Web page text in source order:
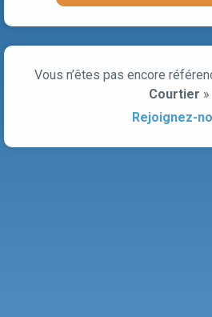
Vous n’êtes pas encore
Courtier »
Rejoignez-